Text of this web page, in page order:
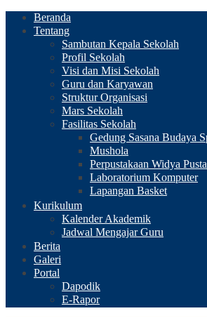
Beranda
Tentang
Sambutan Kepala Sekolah
Profil Sekolah
Visi dan Misi Sekolah
Guru dan Karyawan
Struktur Organisasi
Mars Sekolah
Fasilitas Sekolah
Gedung Sasana Budaya
Mushola
Perpustakaan Widya
Laboratorium Komputer
Lapangan Basket
Kurikulum
Kalender Akademik
Jadwal Mengajar Guru
Berita
Galeri
Portal
Dapodik
E-Rapor